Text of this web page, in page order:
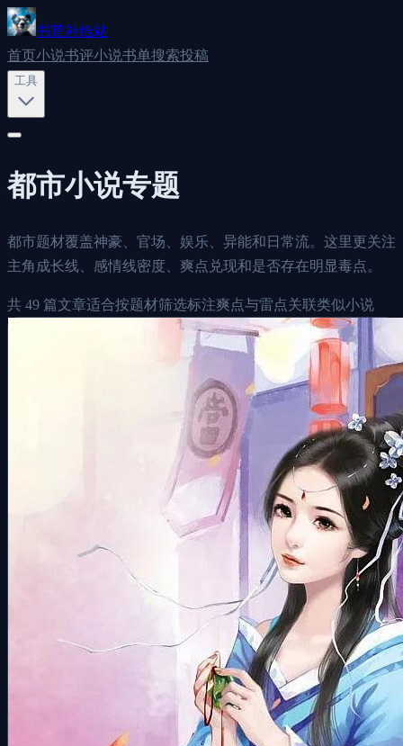
书荒补给站
首页小说书评小说书单搜索投稿
工具
都市小说专题
都市题材覆盖神豪、官场、娱乐、异能和日常流。这里更关注
主角成长线、感情线密度、爽点兑现和是否存在明显毒点。
共 49 篇文章适合按题材筛选标注爽点与雷点关联类似小说